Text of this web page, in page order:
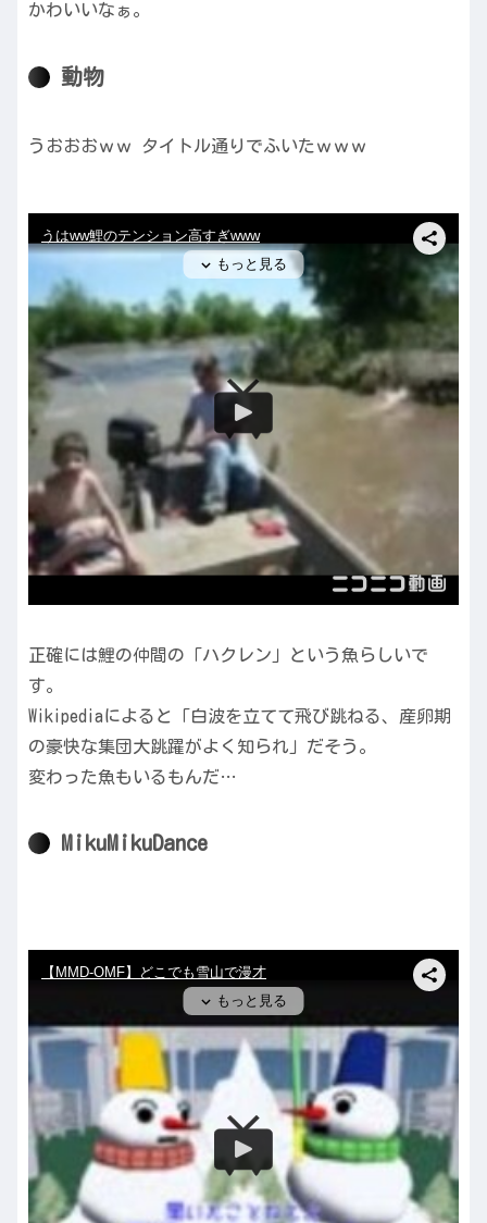
かわいいなぁ。
動物
うおおおｗｗ タイトル通りでふいたｗｗｗ
正確には鯉の仲間の「ハクレン」という魚らしいで
す。
Wikipediaによると「白波を立てて飛び跳ねる、産卵期
の豪快な集団大跳躍がよく知られ」だそう。
変わった魚もいるもんだ…
MikuMikuDance